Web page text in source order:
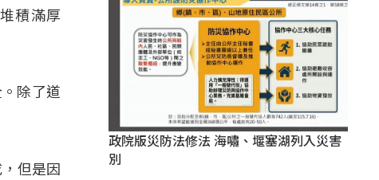
積滿厚
除了道
但是因
政院版災防法修法 海嘯、堰塞湖列入災害
別